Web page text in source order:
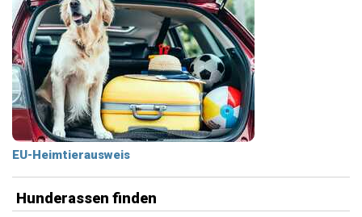
EU-Heimtierausweis
Hunderassen finden